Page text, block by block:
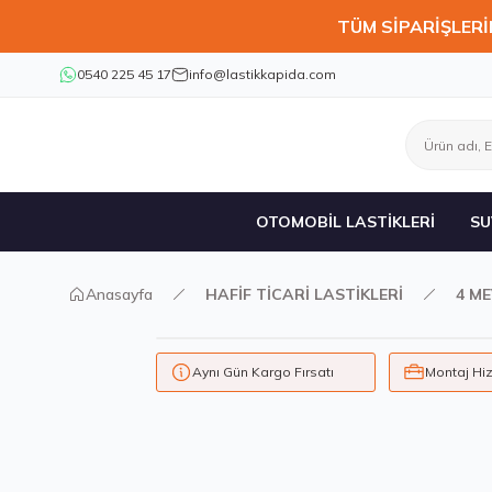
TÜM
0540 225 45 17 info@lastikkapida.com
OTOMOBİL LASTİKLERİ
Anasayfa HAFİF TİCARİ LASTİKLERİ 4
Aynı Gün Kargo Fırsatı Montaj